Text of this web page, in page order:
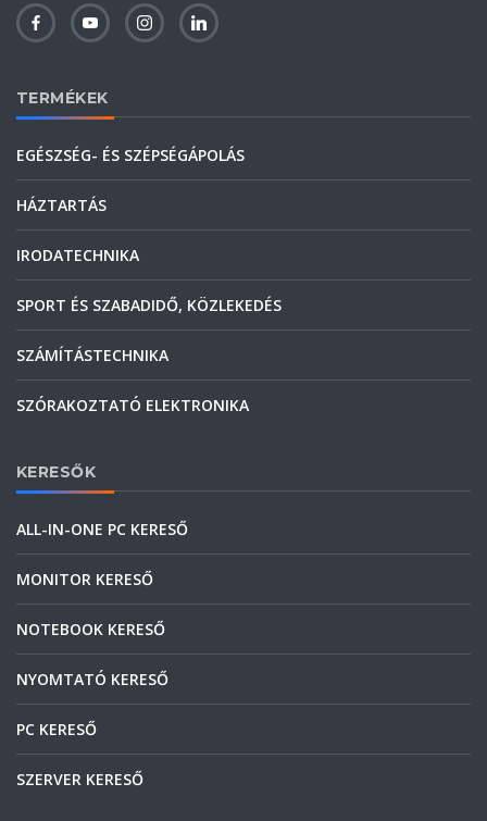
TERMÉKEK
EGÉSZSÉG- ÉS SZÉPSÉGÁPOLÁS
HÁZTARTÁS
IRODATECHNIKA
SPORT ÉS SZABADIDŐ, KÖZLEKEDÉS
SZÁMÍTÁSTECHNIKA
SZÓRAKOZTATÓ ELEKTRONIKA
KERESŐK
ALL-IN-ONE PC KERESŐ
MONITOR KERESŐ
NOTEBOOK KERESŐ
NYOMTATÓ KERESŐ
PC KERESŐ
SZERVER KERESŐ